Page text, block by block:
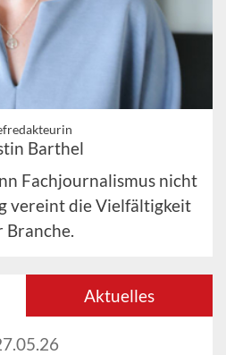
Barthel
Fachjournalismus nicht
vereint die Vielfältigkeit
Branche.
Aktuelles